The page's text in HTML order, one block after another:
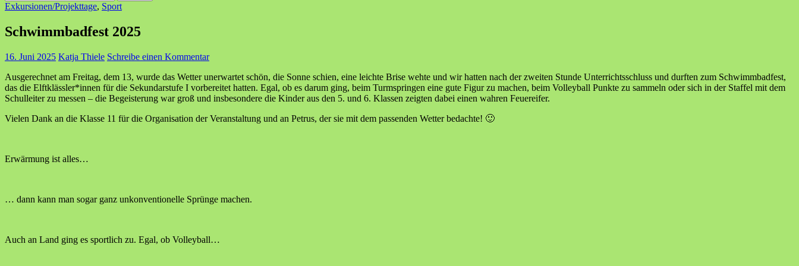
nach:
Exkursionen/Projekttage, Sport
Schwimmbadfest 2025
16. Juni 2025 Katja Thiele Schreibe einen Kommentar
Ausgerechnet am Freitag, dem 13, wurde das Wetter unerwartet schön, die Sonne schien, eine leichte Brise wehte und wir hatten nach der zweiten Stunde Unterrichtsschluss und durften zum Schwimmbadfest,
das die Elftklässler*innen für die Sekundarstufe I vorbereitet hatten. Egal, ob es darum ging, beim Turmspringen eine gute Figur zu machen, beim Volleyball Punkte zu sammeln oder sich in der Staffel mit dem
Schulleiter zu messen – die Begeisterung war groß und insbesondere die Kinder aus den 5. und 6. Klassen zeigten dabei einen wahren Feuereifer.
Vielen Dank an die Klasse 11 für die Organisation der Veranstaltung und an Petrus, der sie mit dem passenden Wetter bedachte! 🙂
Erwärmung ist alles…
… dann kann man sogar ganz unkonventionelle Sprünge machen.
Auch an Land ging es sportlich zu. Egal, ob Volleyball…